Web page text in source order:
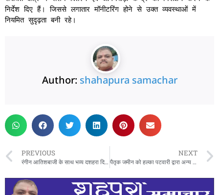
निर्देश दिए हैं। जिससे लगातार मॉनीटरिंग होने से उक्त व्यवस्थाओं में
नियमित सुदृढ़ता बनी रहे।
Author: shahapura samachar
PREVIOUS
रंगीन आतिशबाजी के साथ भव्य दशहरा दिव्य दशहरा का आयोजन ,महाआरती के बाद ग्राम बरगांव में ,धू धू कर जला अच्छाई पर बुराई का प्रतीक लंकापति रावण दहन के बाद ग्राम बिहार को निकली माता की प्रतिमाये,,
NEXT
पैतृक जमीन को हल्का पटवारी द्वारा अन्य व्यक्ति के नाम कर दिया गया है राजकुमार ने रिकार्ड दुरूस्त कराने की मांग की जनसुनवाई में,,कलेक्टर हर्ष सिंह ने जनसुनवाई में की 45 आवेदन पत्रों की सुनवाई